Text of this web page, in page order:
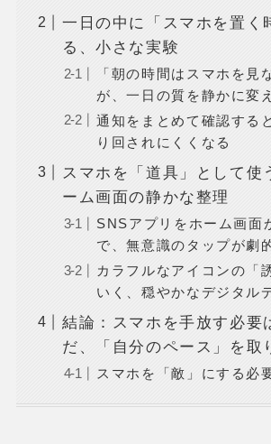
一日の中に「スマホを置く
る、小さな実験
「朝の時間はスマホを見
が、一日の質を静かに変
通知をまとめて確認する
り回されにくくなる
スマホを「道具」として使
ーム画面の静かな整理
SNSアプリをホーム画面
で、無意識のタップが劇
カラフルなアイコンの「
いく、穏やかなデジタル
結論：スマホを手放す必要
だ、「自分のペース」を取
スマホを「敵」にする必